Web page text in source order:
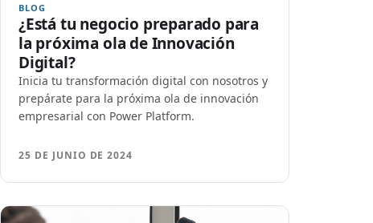
BLOG
¿Está tu negocio preparado para
la próxima ola de Innovación
Digital?
Inicia tu transformación digital con nosotros y
prepárate para la próxima ola de innovación
empresarial con Power Platform.
25 DE JUNIO DE 2024